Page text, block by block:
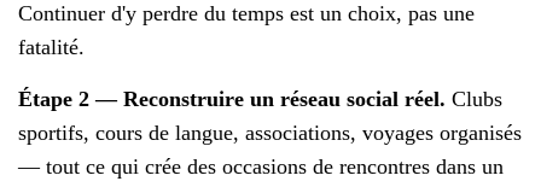
Continuer d'y perdre du temps est un choix, pas une
fatalité.
Étape 2 — Reconstruire un réseau social réel. Clubs
sportifs, cours de langue, associations, voyages organisés
— tout ce qui crée des occasions de rencontres dans un